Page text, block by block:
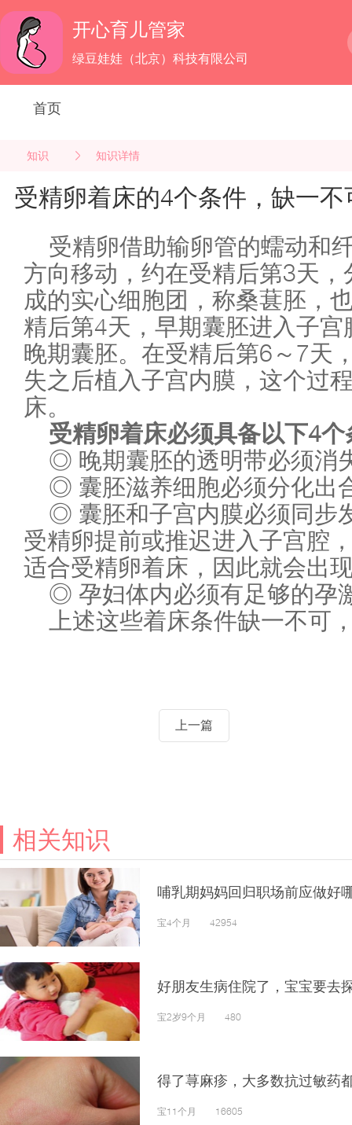
开心育儿管家
绿豆娃娃（北京）科技有限公司
首页
知识 知识详情
受精卵着床的4个条件，缺一不
受精卵借助输卵管的蠕动和
方向移动，约在受精后第3天
成的实心细胞团，称桑葚胚，
精后第4天，早期囊胚进入子
晚期囊胚。在受精后第6～7天
失之后植入子宫内膜，这个过
床。
受精卵着床必须具备以下4个
◎ 晚期囊胚的透明带必须消
◎ 囊胚滋养细胞必须分化出
◎ 囊胚和子宫内膜必须同步
受精卵提前或推迟进入子宫腔
适合受精卵着床，因此就会出
◎ 孕妇体内必须有足够的孕
上述这些着床条件缺一不可
上一篇
相关知识
哺乳期妈妈回归职场前应做好
宝4个月 42954
好朋友生病住院了，宝宝要去
宝2岁9个月 480
得了荨麻疹，大多数抗过敏药
宝11个月 16605